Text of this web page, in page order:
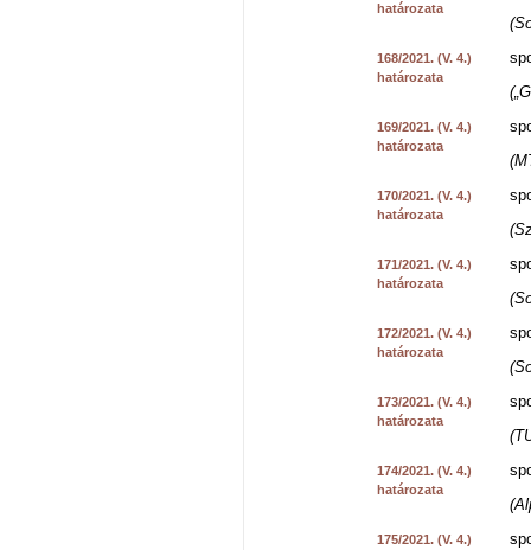
határozata
168/2021. (V. 4.)
határozata
169/2021. (V. 4.)
határozata
170/2021. (V. 4.)
határozata
171/2021. (V. 4.)
határozata
172/2021. (V. 4.)
határozata
173/2021. (V. 4.)
határozata
174/2021. (V. 4.)
határozata
175/2021. (V. 4.)